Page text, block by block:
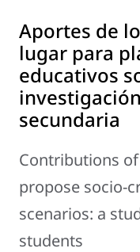
Aportes de
lugar para
educativos
secundaria
Contributions
propose socio-
scenarios: a
students